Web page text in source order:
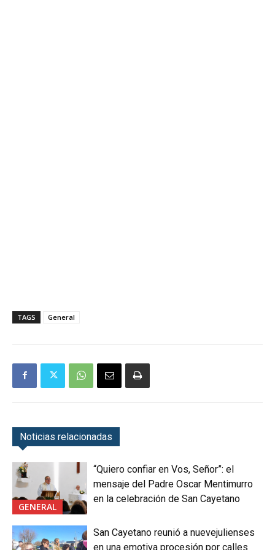
TAGS General
Noticias relacionadas
GENERAL
“Quiero confiar en Vos, Señor”: el
mensaje del Padre Oscar Mentimurro
en la celebración de San Cayetano
San Cayetano reunió a nuevejulienses
en una emotiva procesión por calles